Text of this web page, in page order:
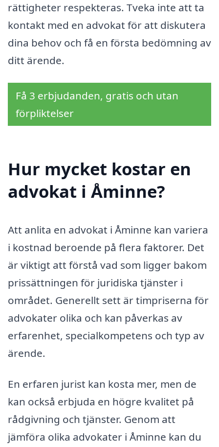
rättigheter respekteras. Tveka inte att ta
kontakt med en advokat för att diskutera
dina behov och få en första bedömning av
ditt ärende.
Få 3 erbjudanden, gratis och utan
förpliktelser
Hur mycket kostar en
advokat i Åminne?
Att anlita en advokat i Åminne kan variera
i kostnad beroende på flera faktorer. Det
är viktigt att förstå vad som ligger bakom
prissättningen för juridiska tjänster i
området. Generellt sett är timpriserna för
advokater olika och kan påverkas av
erfarenhet, specialkompetens och typ av
ärende.
En erfaren jurist kan kosta mer, men de
kan också erbjuda en högre kvalitet på
rådgivning och tjänster. Genom att
jämföra olika advokater i Åminne kan du